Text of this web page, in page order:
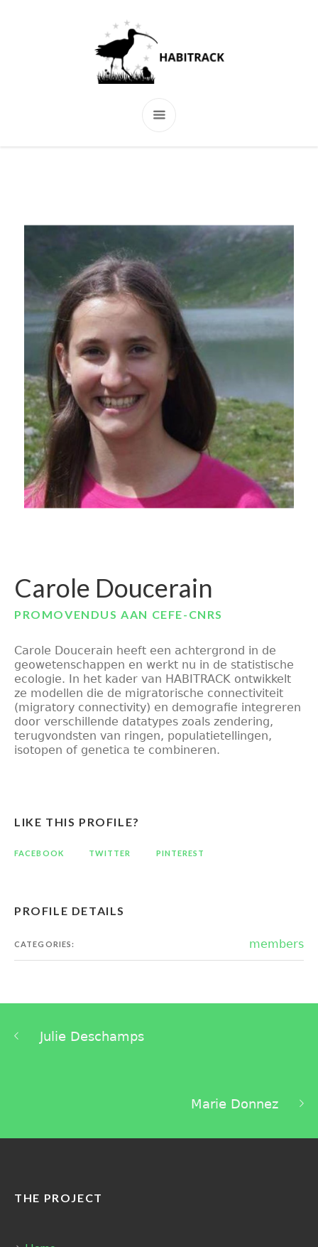
Carole Doucerain
PROMOVENDUS AAN CEFE-CNRS
Carole Doucerain heeft een achtergrond in de
geowetenschappen en werkt nu in de statistische
ecologie. In het kader van HABITRACK ontwikkelt
ze modellen die de migratorische connectiviteit
(migratory connectivity) en demografie integreren
door verschillende datatypes zoals zendering,
terugvondsten van ringen, populatietellingen,
isotopen of genetica te combineren.
LIKE THIS PROFILE?
FACEBOOK TWITTER PINTEREST
PROFILE DETAILS
CATEGORIES: members
Julie Deschamps
Marie Donnez
THE PROJECT